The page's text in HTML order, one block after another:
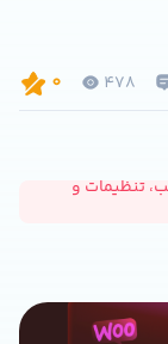
478
0
تنظیمات و